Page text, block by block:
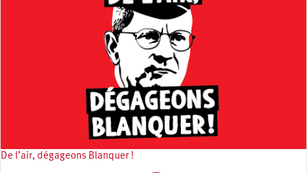
De l’air, dégageons Blanquer !